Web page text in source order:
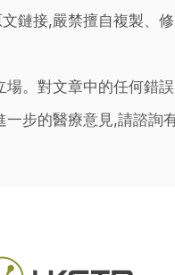
鏈接,嚴禁擅自複製、
。對文章中的任何錯
步的醫療意見,請諮